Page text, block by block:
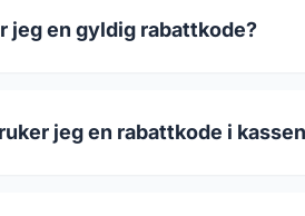
jeg en gyldig rabattkode?
jeg en rabattkode i